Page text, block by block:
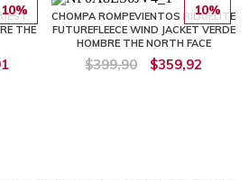
10%
THE
10%
CHOMPA ROMPEVIENTOS RIDGELITE
FUTUREFLEECE WIND JACKET VERDE
HOMBRE THE NORTH FACE
$399,90 $359,92